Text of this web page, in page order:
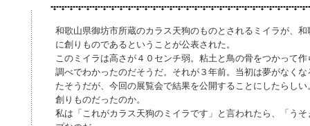
和歌山県御坊市所蔵のカラス天狗のものとされるミイラが、
に創りものであるということが公表された。
このミイラは高さが４０センチ弱。粘土と鳥の骨をつかって
調べでわかったのだそうだ。それが３年前。当初は夢がなく
たそうだが、今回の展覧会で結果を公開することにしたらしい
創りものだったのか。
私は「これがカラス天狗のミイラです」と言われたら、「う